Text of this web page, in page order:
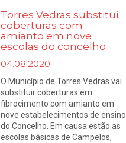
Torres Vedras substitui
coberturas com
amianto em nove
escolas do concelho
04.08.2020
O Município de Torres Vedras vai
substituir coberturas em
fibrocimento com amianto em
nove estabelecimentos de ensino
do Concelho. Em causa estão as
escolas básicas de Campelos,